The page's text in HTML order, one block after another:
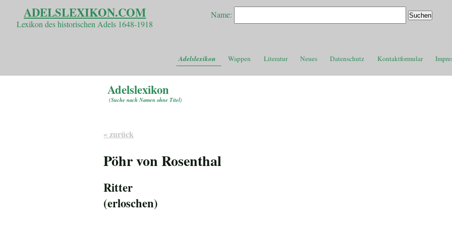
ADELSLEXIKON.COM
Lexikon des historischen Adels 1648-1918
Name:
Adelslexikon Wappen Literatur Neues Datenschutz Kontaktformular
Adelslexikon
(Suche nach Namen ohne Titel)
« zurück
Pöhr von Rosenthal
Ritter
(erloschen)